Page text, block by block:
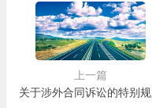
民事判决书
上一篇
关于涉外合同诉讼的特别